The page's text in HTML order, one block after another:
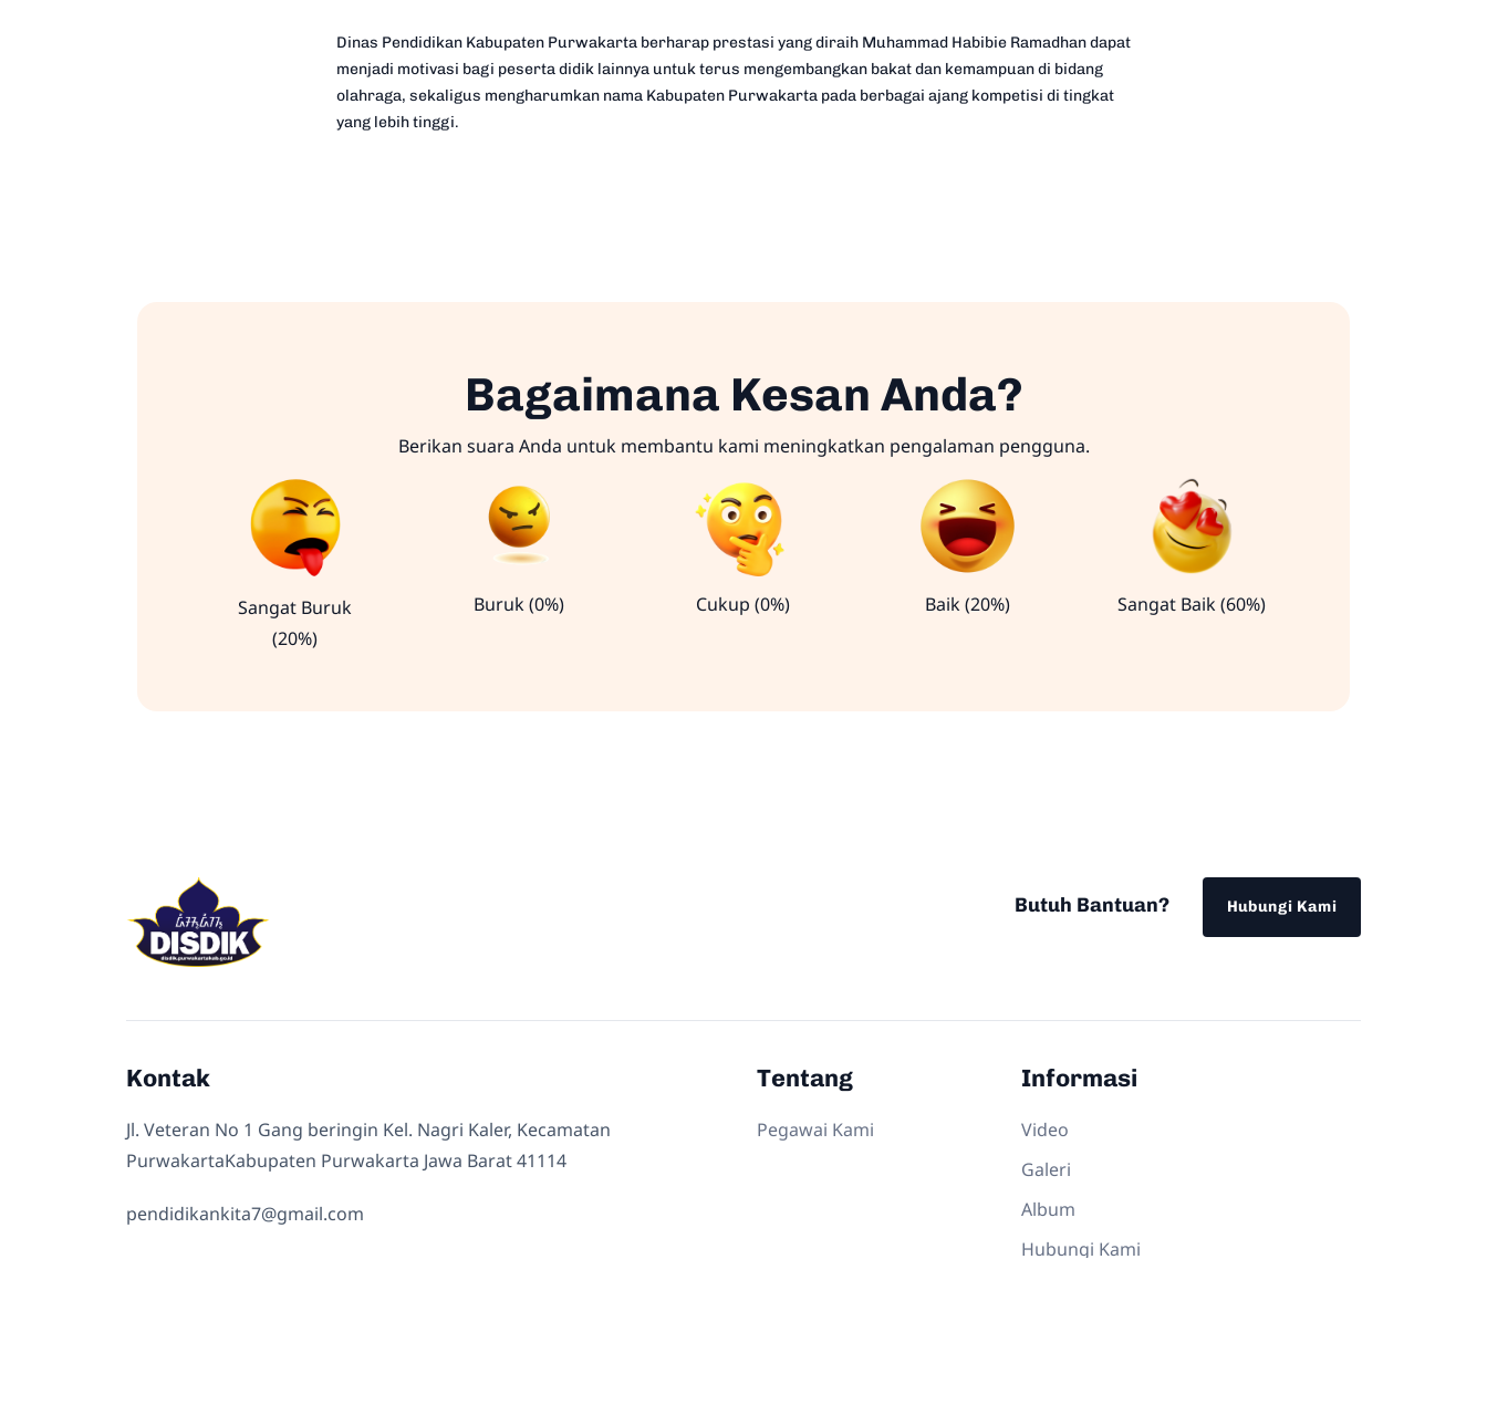
Dinas Pendidikan Kabupaten Purwakarta berharap prestasi yang diraih Muhammad Habibie Ramadhan dapat
menjadi motivasi bagi peserta didik lainnya untuk terus mengembangkan bakat dan kemampuan di bidang
olahraga, sekaligus mengharumkan nama Kabupaten Purwakarta pada berbagai ajang kompetisi di tingkat
yang lebih tinggi.
Bagaimana Kesan Anda?
Berikan suara Anda untuk membantu kami meningkatkan pengalaman pengguna.
Sangat Buruk
(20%)
Buruk (0%) Cukup (0%) Baik (20%) Sangat Baik (60%)
Butuh Bantuan? Hubungi Kami
Kontak
Jl. Veteran No 1 Gang beringin Kel. Nagri Kaler, Kecamatan
PurwakartaKabupaten Purwakarta Jawa Barat 41114
pendidikankita7@gmail.com
Tentang
Pegawai Kami
Informasi
Video
Galeri
Album
Hubungi Kami